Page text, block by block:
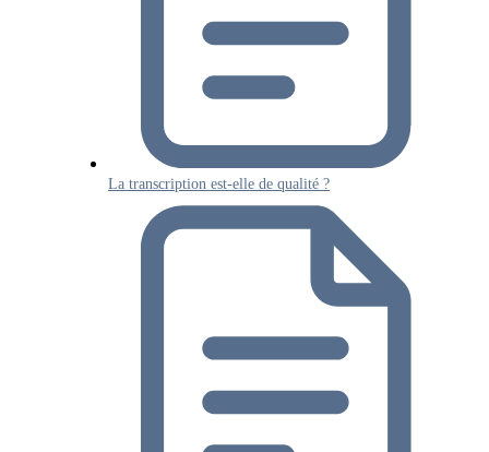
La transcription est-elle de qualité ?